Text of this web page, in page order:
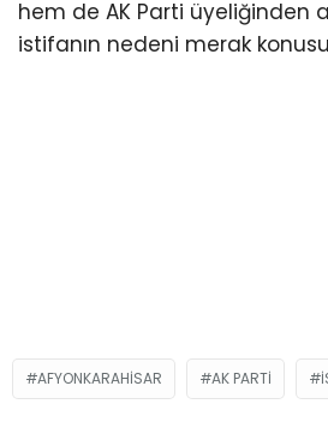
hem de AK Parti üyeliğinden
istifanın nedeni merak
AFYONKARAHISAR AK PARTI